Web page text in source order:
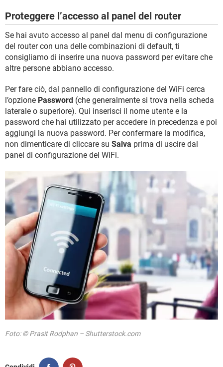
Proteggere l’accesso al panel del router
Se hai avuto accesso al panel dal menu di configurazione
del router con una delle combinazioni di default, ti
consigliamo di inserire una nuova password per evitare che
altre persone abbiano accesso.
Per fare ciò, dal pannello di configurazione del WiFi cerca
l’opzione Password (che generalmente si trova nella scheda
laterale o superiore). Qui inserisci il nome utente e la
password che hai utilizzato per accedere in precedenza e poi
aggiungi la nuova password. Per confermare la modifica,
non dimenticare di cliccare su Salva prima di uscire dal
panel di configurazione del WiFi.
Foto: © Prasit Rodphan – Shutterstock.com